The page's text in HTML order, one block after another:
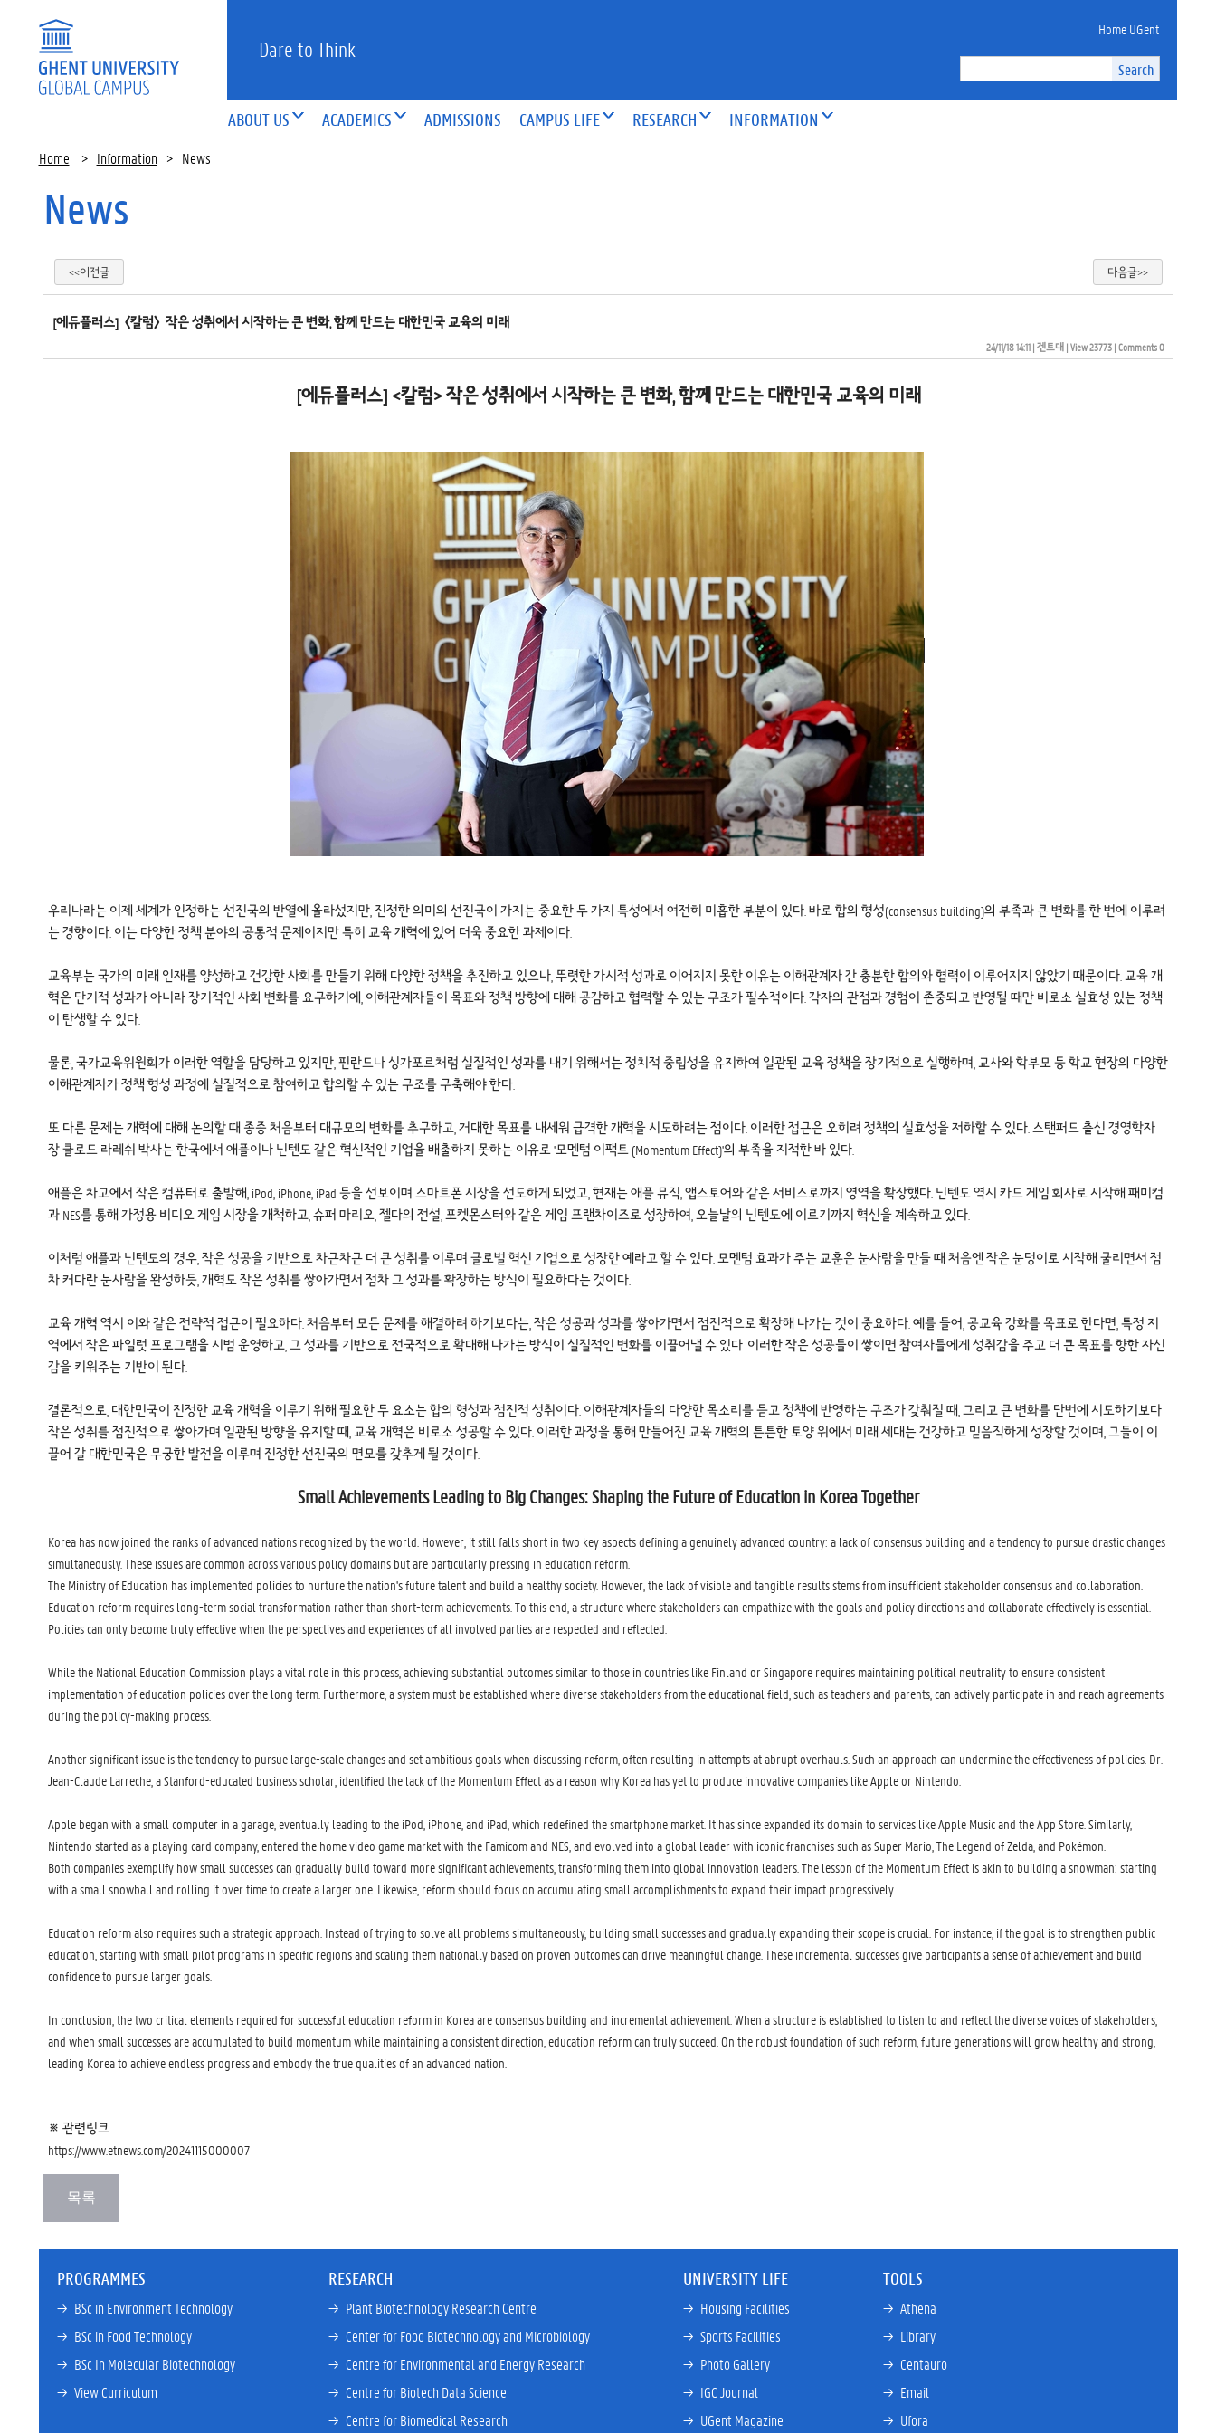
Dare to Think
Home UGent
ABOUT US ACADEMICS ADMISSIONS CAMPUS LIFE RESEARCH INFORMATION
Home > Information > News
News
<<이전글 다음글>>
[에듀플러스]〈칼럼〉작은 성취에서 시작하는 큰 변화, 함께 만드는 대한민국 교육의 미래
24/11/18 14:11| 겐트대| View 23773| Comments 0
[에듀플러스] <칼럼>작은 성취에서 시작하는 큰 변화, 함께 만드는 대한민국 교육의 미래
우리나라는 이제 세계가 인정하는 선진국의 반열에 올라섰지만, 진정한 의미의 선진국이 가지는 중요한 두 가지 특성에서 여전히 미흡한 부분이 있다. 바로 합의 형성(consensus building)의 부족과 큰 변화를 한 번에 이루려
는 경향이다. 이는 다양한 정책 분야의 공통적 문제이지만 특히 교육 개혁에 있어 더욱 중요한 과제이다.
교육부는 국가의 미래 인재를 양성하고 건강한 사회를 만들기 위해 다양한 정책을 추진하고 있으나, 뚜렷한 가시적 성과로 이어지지 못한 이유는 이해관계자 간 충분한 합의와 협력이 이루어지지 않았기 때문이다. 교육 개
혁은 단기적 성과가 아니라 장기적인 사회 변화를 요구하기에, 이해관계자들이 목표와 정책 방향에 대해 공감하고 협력할 수 있는 구조가 필수적이다. 각자의 관점과 경험이 존중되고 반영될 때만 비로소 실효성 있는 정책
이 탄생할 수 있다.
물론, 국가교육위원회가 이러한 역할을 담당하고 있지만, 핀란드나 싱가포르처럼 실질적인 성과를 내기 위해서는 정치적 중립성을 유지하여 일관된 교육 정책을 장기적으로 실행하며, 교사와 학부모 등 학교 현장의 다양한
이해관계자가 정책 형성 과정에 실질적으로 참여하고 합의할 수 있는 구조를 구축해야 한다.
또 다른 문제는 개혁에 대해 논의할 때 종종 처음부터 대규모의 변화를 추구하고, 거대한 목표를 내세워 급격한 개혁을 시도하려는 점이다. 이러한 접근은 오히려 정책의 실효성을 저하할 수 있다. 스탠퍼드 출신 경영학자
장 클로드 라레쉬 박사는 한국에서 애플이나 닌텐도 같은 혁신적인 기업을 배출하지 못하는 이유로 '모멘텀 이팩트 (Momentum Effect)'의 부족을 지적한 바 있다.
애플은 차고에서 작은 컴퓨터로 출발해, iPod, iPhone, iPad 등을 선보이며 스마트폰 시장을 선도하게 되었고, 현재는 애플 뮤직, 앱스토어와 같은 서비스로까지 영역을 확장했다. 닌텐도 역시 카드 게임 회사로 시작해 패미컴
과 NES를 통해 가정용 비디오 게임 시장을 개척하고, 슈퍼 마리오, 젤다의 전설, 포켓몬스터와 같은 게임 프랜차이즈로 성장하여, 오늘날의 닌텐도에 이르기까지 혁신을 계속하고 있다.
이처럼 애플과 닌텐도의 경우, 작은 성공을 기반으로 차근차근 더 큰 성취를 이루며 글로벌 혁신 기업으로 성장한 예라고 할 수 있다. 모멘텀 효과가 주는 교훈은 눈사람을 만들 때 처음엔 작은 눈덩이로 시작해 굴리면서 점
차 커다란 눈사람을 완성하듯, 개혁도 작은 성취를 쌓아가면서 점차 그 성과를 확장하는 방식이 필요하다는 것이다.
교육 개혁 역시 이와 같은 전략적 접근이 필요하다. 처음부터 모든 문제를 해결하려 하기보다는, 작은 성공과 성과를 쌓아가면서 점진적으로 확장해 나가는 것이 중요하다. 예를 들어, 공교육 강화를 목표로 한다면, 특정 지
역에서 작은 파일럿 프로그램을 시범 운영하고, 그 성과를 기반으로 전국적으로 확대해 나가는 방식이 실질적인 변화를 이끌어낼 수 있다. 이러한 작은 성공들이 쌓이면 참여자들에게 성취감을 주고 더 큰 목표를 향한 자신
감을 키워주는 기반이 된다.
결론적으로, 대한민국이 진정한 교육 개혁을 이루기 위해 필요한 두 요소는 합의 형성과 점진적 성취이다. 이해관계자들의 다양한 목소리를 듣고 정책에 반영하는 구조가 갖춰질 때, 그리고 큰 변화를 단번에 시도하기보다
작은 성취를 점진적으로 쌓아가며 일관된 방향을 유지할 때, 교육 개혁은 비로소 성공할 수 있다. 이러한 과정을 통해 만들어진 교육 개혁의 튼튼한 토양 위에서 미래 세대는 건강하고 믿음직하게 성장할 것이며, 그들이 이
끌어 갈 대한민국은 무궁한 발전을 이루며 진정한 선진국의 면모를 갖추게 될 것이다.
Small Achievements Leading to Big Changes: Shaping the Future of Education in Korea Together
Korea has now joined the ranks of advanced nations recognized by the world. However, it stillfalls shortin two key aspects defining a genuinely advanced country: a lack of consensus building and a tendency to pursue drastic changes
simultaneously. These issues are common across various policy domains but are particularly pressing in education reform.
The Ministry of Education has implemented policies to nurture the nation's future talent and build a healthy society. However, the lack of visible and tangible results stems from insufficient stakeholder consensus and collaboration.
Education reform requires long-term social transformation rather than short-term achievements. To this end, a structure where stakeholders can empathize with the goals and policy directions and collaborate effectively is essential.
Policies can only become truly effective when the perspectives and experiences of all involved parties are respected and reflected.
While the National Education Commission plays a vital role in this process, achieving substantial outcomes similar to those in countries like Finland or Singapore requires maintaining political neutralityto ensure consistent
implementation of education policies over the long term. Furthermore, a system must be established where diverse stakeholders from the educational field, such as teachers and parents, can actively participate in and reach agreements
during the policy-making process.
Another significant issue is the tendency to pursue large-scale changes and set ambitious goals when discussing reform, often resulting in attempts at abrupt overhauls. Such an approach can undermine the effectiveness of policies. Dr.
Jean-Claude Larreche, a Stanford-educated business scholar, identified the lack of the Momentum Effect as a reason why Korea has yet to produce innovative companies like Apple or Nintendo.
Apple began with a small computer in a garage, eventually leading to the iPod, iPhone, and iPad, which redefined the smartphone market. It has since expanded its domain to services like Apple Music and the App Store. Similarly,
Nintendo started as a playing card company, entered the home video game market with the Famicom and NES, and evolved into a global leader with iconic franchises such as Super Mario, The Legend of Zelda, and Pokémon.
Both companies exemplify how small successes can gradually build toward more significant achievements, transforming them into global innovation leaders. The lesson of the Momentum Effect is akin to building a snowman: starting
with a small snowball and rolling it over time to create a larger one. Likewise, reform should focus on accumulating small accomplishments to expand their impact progressively.
Education reform also requires such a strategic approach. Instead of trying to solve all problems simultaneously, building small successes and graduallyexpanding their scope is crucial. For instance, if the goal is to strengthen public
education, starting with small pilot programs in specific regions and scaling them nationally based on proven outcomes can drive meaningful change. These incremental successes give participants a sense of achievement and build
confidence to pursue larger goals.
In conclusion, the two critical elements required for successful education reform in Korea are consensus building and incremental achievement. When a structure is established to listen to and reflect the diverse voices of stakeholders,
and when small successes are accumulated to build momentum while maintaining a consistent direction, education reform can truly succeed. On the robust foundation of such reform, future generations will grow healthy and strong,
leading Korea to achieve endless progress and embody the true qualities of an advanced nation.
※ 관련링크
https://www.etnews.com/20241115000007
PROGRAMMES
→ BSc in Environment Technology
→ BSc in Food Technology
→ BSc In Molecular Biotechnology
→ View Curriculum
RESEARCH
→ Plant Biotechnology Research Centre
→ Center for Food Biotechnology and Microbiology
→ Centre for Environmental and Energy Research
→ Centre for Biotech Data Science
→ Centre for Biomedical Research
UNIVERSITY LIFE
→ Housing Facilities
→ Sports Facilities
→ Photo Gallery
→ IGC Journal
→ UGent Magazine
TOOLS
→ Athena
→ Library
→ Centauro
→ Email
→ Ufora